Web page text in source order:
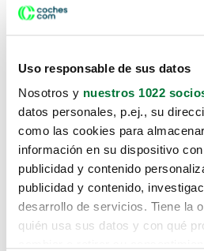
Uso responsable de sus datos
Nosotros y nuestros 1022
datos personales, p.ej., su
como las cookies para
información en su dispositivo
publicidad y contenido
publicidad y contenido,
desarrollo de servicios. Tiene la
quién usa sus datos y con qué
Lo sentimos, no
te hemos traido
Pero puedes encontrar el
buscando en alguno de estos